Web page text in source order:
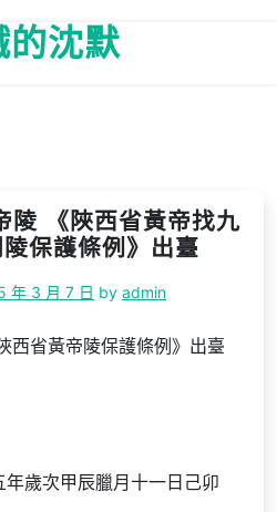
的沈默
陵 《陜西省黃帝找九
保護條例》出臺
年 3 月 7 日 by admin
西省黃帝陵保護條例》出臺
年歲次甲辰臘月十一日己卯